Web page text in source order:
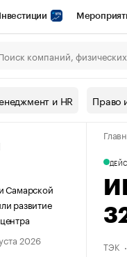
Конференции СПб
Рынок
и HR Право
Самарской
развитие
2026 ТЭК